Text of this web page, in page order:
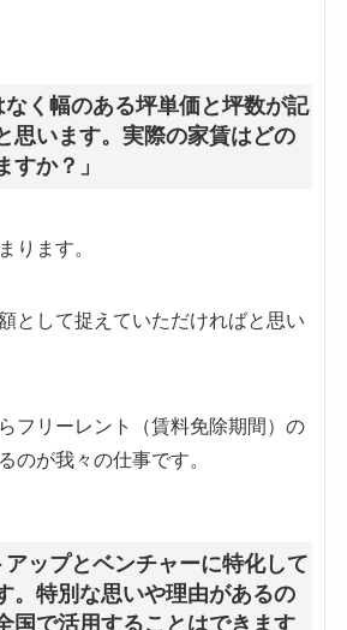
く幅のある坪単価と坪数が記
思います。実際の家賃はどの
すか？」
ります。
として捉えていただければと思い
フリーレント（賃料免除期間）の
のが我々の仕事です。
ップとベンチャーに特化して
。特別な思いや理由があるの
国で活用することはできます